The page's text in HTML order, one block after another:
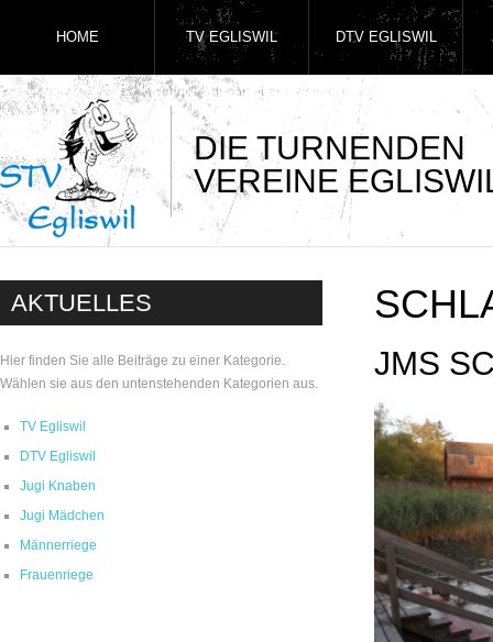
DIE TURNENDEN
VEREINE
HOME TV EGLISWIL DTV EGLISWIL
AKTUELLES
Hier finden Sie alle Beiträge zu einer Kategorie.
Wählen sie aus den untenstehenden Kategorien aus.
TV Egliswil
DTV Egliswil
Jugi Knaben
Jugi Mädchen
Männerriege
Frauenriege
JMS